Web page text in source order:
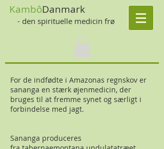
KambôDanmark
- den spirituelle medicin frø
For de indfødte i Amazonas regnskov er
sananga en stærk øjenmedicin, der
bruges til at fremme synet og særligt i
forbindelse med jagt.
Sananga produceres